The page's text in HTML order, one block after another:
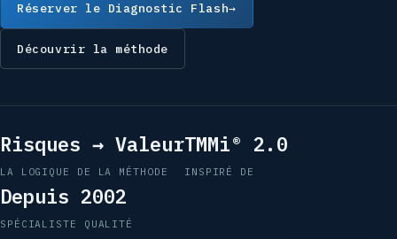
Réserver le Diagnostic Flash→
Découvrir la méthode
Risques → Valeur
LA LOGIQUE DE LA MÉTHODE
TMMi® 2.0
INSPIRÉ DE
Depuis 2002
SPÉCIALISTE QUALITÉ